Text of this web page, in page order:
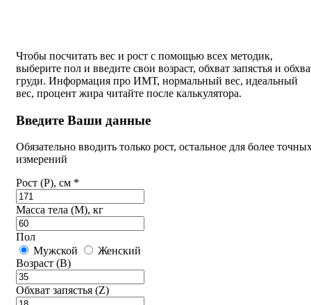
Чтобы посчитать вес и рост с помощью всех методик,
выберите пол и введите свои возраст, обхват запястья и
груди. Информация про ИМТ, нормальный вес, идеальный
вес, процент жира читайте после калькулятора.
Введите Ваши данные
Обязательно вводить только рост, остальное для более
измерений
Рост (P), см *
Масса тела (M), кг
Пол
Мужской
Женский
Возраст (B)
Обхват запястья (Z)